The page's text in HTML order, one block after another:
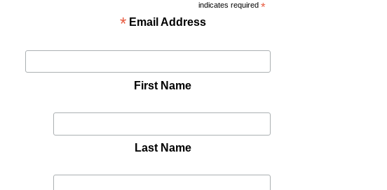
*
indicates required
Email Address
*
First Name
Last Name